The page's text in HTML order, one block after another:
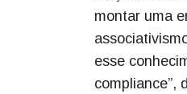
montar uma
esse
compliance”,